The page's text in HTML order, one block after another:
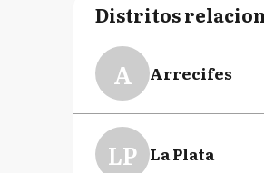
Distritos
A Arrecifes
LP La Plata